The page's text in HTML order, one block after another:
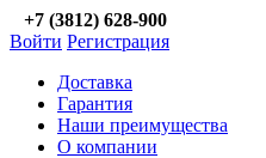
+7 (3812) 628-900
Войти Регистрация
Доставка
Гарантия
Наши преимущества
О компании